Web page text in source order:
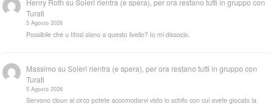
Henry Roth suSoleri rientra (e spera), per ora restano tutti in gruppo con
Turati
5 Agosto 2026
Possibile che u tifosi siano a questo livello? Io mi dissocio.
Massimo suSoleri rientra (e spera), per ora restano tutti in gruppo con
Turati
5 Agosto 2026
Servono cloun al circo potete accomodarvi visto lo schifo con cui avete giocato la